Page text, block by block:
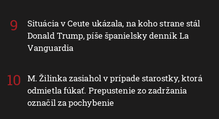
Situácia v Ceute ukázala, na koho strane stál
Donald Trump, píše španielsky denník La
Vanguardia
M. Žilinka zasiahol v prípade starostky, ktorá
odmietla fúkať. Prepustenie zo zadržania
označil za pochybenie